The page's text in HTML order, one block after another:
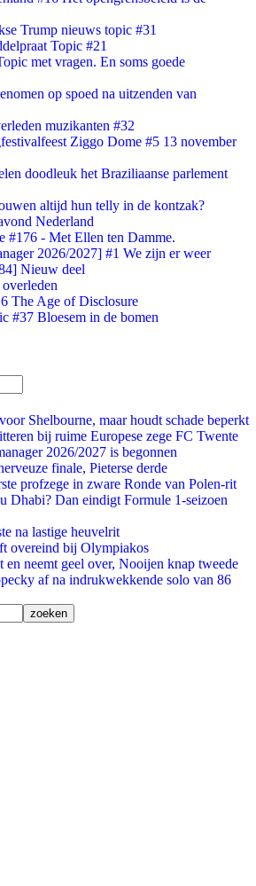
Trump nieuws topic #31
Topic #21
met vragen. En soms goede
op spoed na uitzenden van
muzikanten #32
Ziggo Dome #5 13 november
doodleuk het Braziliaanse parlement
altijd hun telly in de kontzak?
Nederland
#176 - Met Ellen ten Damme.
2026/2027] #1 We zijn er weer
Nieuw deel
The Age of Disclosure
#37 Bloesem in de bomen
Shelbourne, maar houdt schade beperkt
bij ruime Europese zege FC Twente
2026/2027 is begonnen
finale, Pieterse derde
profzege in zware Ronde van Polen-rit
Dhabi? Dan eindigt Formule 1-seizoen
na lastige heuvelrit
overeind bij Olympiakos
en neemt geel over, Nooijen knap tweede
af na indrukwekkende solo van 86